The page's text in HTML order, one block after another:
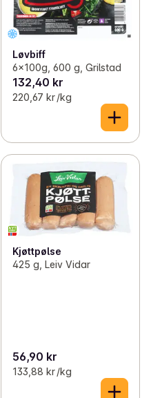
Løvbiff
6x100g, 600 g, Grilstad
132,40 kr
220,67 kr /kg
Kjøttpølse
425 g, Leiv Vidar
56,90 kr
133,88 kr /kg